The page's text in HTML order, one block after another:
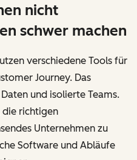
nicht
schwer machen
verschiedene Tools für
Journey. Das
und isolierte Teams.
die richtigen
Unternehmen zu
Software und Abläufe